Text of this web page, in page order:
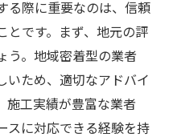
る際に重要なのは、信頼
とです。まず、地元の評
う。地域密着型の業者
いため、適切なアドバイ
施工実績が豊富な業者
スに対応できる経験を持